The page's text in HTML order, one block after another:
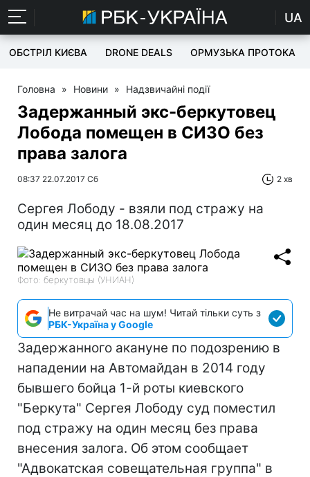
UA
ОБСТРІЛ КИЄВА DRONE DEALS ОРМУЗЬКА ПРОТОКА
Головна » Новини » Надзвичайні події
Задержанный экс-беркутовец
Лобода помещен в СИЗО без
права залога
08:37 22.07.2017 Сб 2 хв
Сергея Лободу - взяли под стражу на
один месяц до 18.08.2017
Фото: беркутовцы (УНИАН)
Не витрачай час на шум! Читай тільки суть з
РБК-Україна у Google
Задержанного акануне по подозрению в
нападении на Автомайдан в 2014 году
бывшего бойца 1-й роты киевского
"Беркута" Сергея Лободу суд поместил
под стражу на один месяц без права
внесения залога. Об этом сообщает
"Адвокатская совещательная группа" в